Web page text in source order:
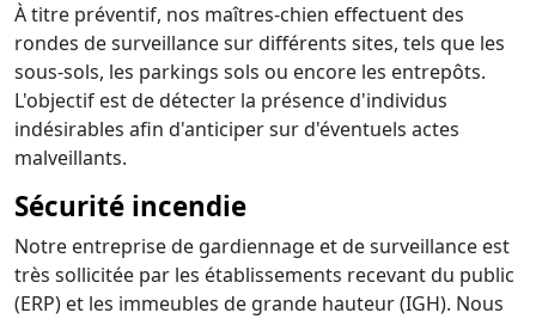
À titre préventif, nos maîtres-chien effectuent des
rondes de surveillance sur différents sites, tels que les
sous-sols, les parkings sols ou encore les entrepôts.
L'objectif est de détecter la présence d'individus
indésirables afin d'anticiper sur d'éventuels actes
malveillants.
Sécurité incendie
Notre entreprise de gardiennage et de surveillance est
très sollicitée par les établissements recevant du public
(ERP) et les immeubles de grande hauteur (IGH). Nous